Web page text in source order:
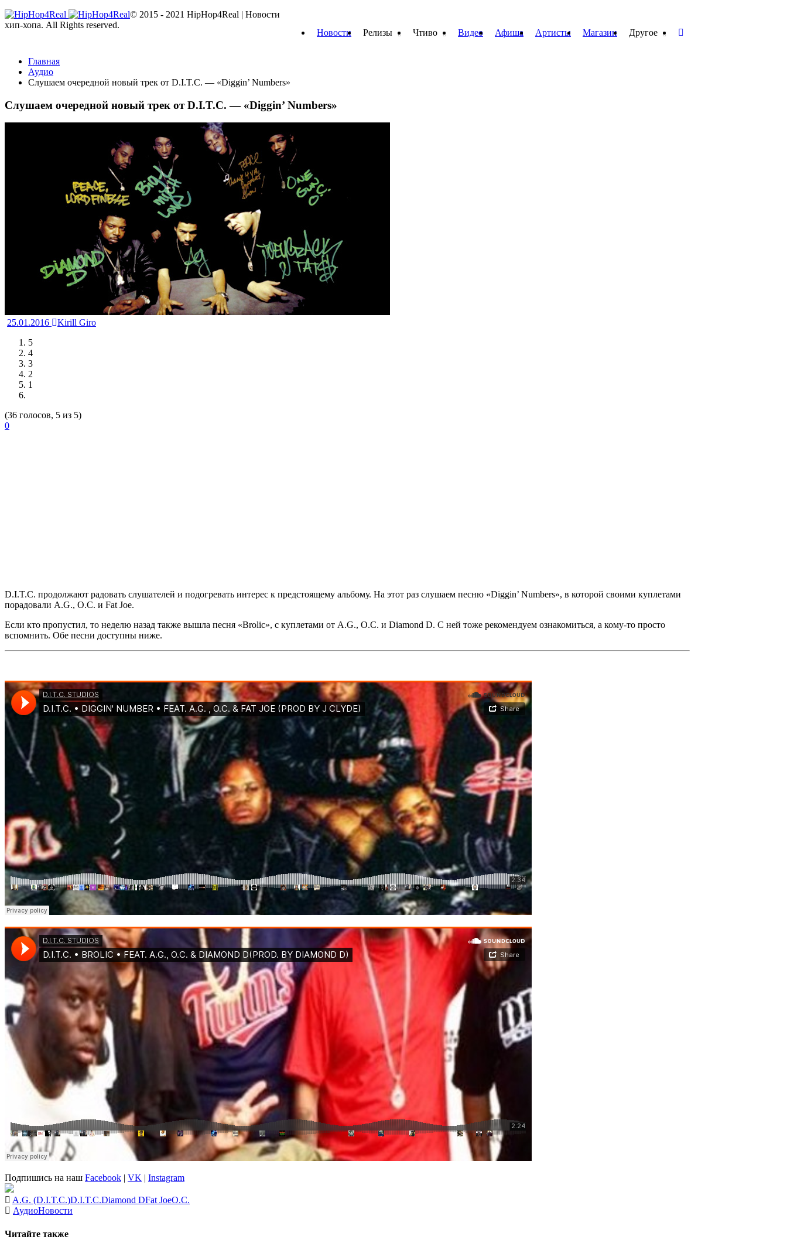
Новости Релизы Чтиво Видео Афиша Артисты Магазин Другое
Главная
Аудио
Слушаем очередной новый трек от D.I.T.C. — «Diggin’ Numbers»
Слушаем очередной новый трек от D.I.T.C. — «Diggin’ Numbers»
25.01.2016
Kirill Giro
5
4
3
2
1
(36 голосов, 5 из 5)
0
D.I.T.C. продолжают радовать слушателей и подогревать интерес к предстоящему альбому. На этот раз слушаем песню «Diggin’ Numbers», в которой своими куплетами
порадовали A.G., O.C. и Fat Joe.
Если кто пропустил, то неделю назад также вышла песня «Brolic», с куплетами от A.G., O.C. и Diamond D. С ней тоже рекомендуем ознакомиться, а кому-то просто
вспомнить. Обе песни доступны ниже.
Подпишись на наш Facebook | VK | Instagram
A.G. (D.I.T.C.)D.I.T.C.Diamond DFat JoeO.C.
АудиоНовости
Читайте также
© 2015 - 2021 HipHop4Real | Новости
хип-хопа. All Rights reserved.